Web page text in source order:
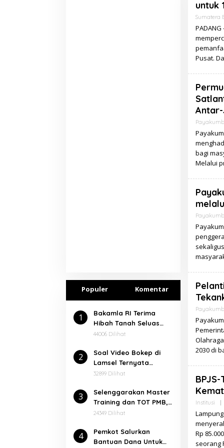
Populer Komentar
1
Bakamla RI Terima
Hibah Tanah Seluas
7.000 Meter² Dari
Selatan
44006 Dilihat
2
Soal Video Bokep di
Lamsel Ternyata
Dalangnya Seorang
32899 Dilihat
3
⁠Selenggarakan Master
Training dan TOT PMB,
Rektor Ucapkan
Balitbang dan Diklat
Kemenag RI
24349 Dilihat
4
Pemkot Salurkan
Bantuan Dana Untuk
untuk
Sumatera
Pusat.
Antar-
bagi
Melalui
2030 di
Institusi |
Rp
seorang